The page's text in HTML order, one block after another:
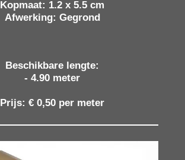
Kopmaat: 1.2 x 5.5 cm
Afwerking: Gegrond
Beschikbare lengte:
- 4.90 meter
Prijs: € 0,50 per meter